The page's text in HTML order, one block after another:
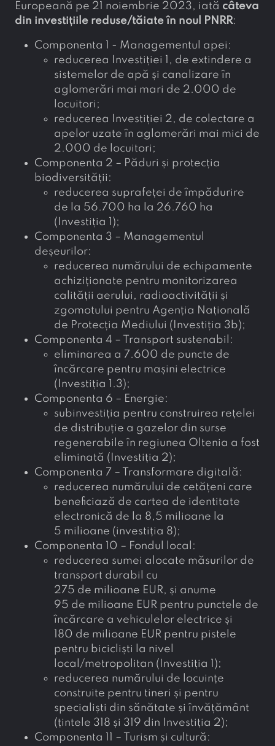
Europeană pe 21 noiembrie 2023, iată câteva
din investițiile reduse/tăiate în noul PNRR:
Componenta 1 - Managementul apei:
reducerea Investiției 1, de extindere a
sistemelor de apă și canalizare în
aglomerări mai mari de 2.000 de
locuitori;
reducerea Investiției 2, de colectare a
apelor uzate în aglomerări mai mici de
2.000 de locuitori;
Componenta 2 – Păduri și protecția
biodiversității:
reducerea suprafeței de împădurire
de la 56.700 ha la 26.760 ha
(Investiția 1);
Componenta 3 – Managementul
deșeurilor:
reducerea numărului de echipamente
achiziționate pentru monitorizarea
calității aerului, radioactivității și
zgomotului pentru Agenția Națională
de Protecția Mediului (Investiția 3b);
Componenta 4 – Transport sustenabil:
eliminarea a 7.600 de puncte de
încărcare pentru mașini electrice
(Investiția 1.3);
Componenta 6 – Energie:
subinvestiția pentru construirea rețelei
de distribuție a gazelor din surse
regenerabile în regiunea Oltenia a fost
eliminată (Investiția 2);
Componenta 7 – Transformare digitală:
reducerea numărului de cetățeni care
beneficiază de cartea de identitate
electronică de la 8,5 milioane la
5 milioane (investiția 8);
Componenta 10 – Fondul local:
reducerea sumei alocate măsurilor de
transport durabil cu
275 de milioane EUR, și anume
95 de milioane EUR pentru punctele de
încărcare a vehiculelor electrice și
180 de milioane EUR pentru pistele
pentru bicicliști la nivel
local/metropolitan (Investiția 1);
reducerea numărului de locuințe
construite pentru tineri și pentru
specialiști din sănătate și învățământ
(țintele 318 și 319 din Investiția 2);
Componenta 11 – Turism și cultură: